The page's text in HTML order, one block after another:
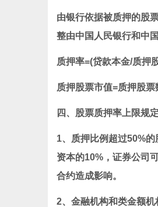
由银行依据被质押的股
整由中国人民银行和中
质押率=(贷款本金/质押
质押股票市值=质押股票
四、股票质押率上限规定
1、质押比例超过50%
资本的10%，证券公司
合约造成影响。
2、金融机构和类金额